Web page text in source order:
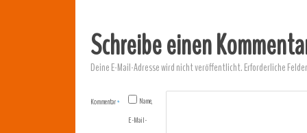
Schreibe einen
Deine E-Mail-Adresse wird nicht veröffentlicht.Erforderliche
Kommentar*
Name,
E-Mail-